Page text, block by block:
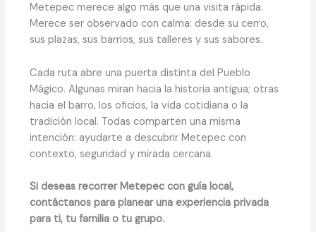
Metepec merece algo más que una visita rápida.
Merece ser observado con calma: desde su cerro,
sus plazas, sus barrios, sus talleres y sus sabores.
Cada ruta abre una puerta distinta del Pueblo
Mágico. Algunas miran hacia la historia antigua; otras
hacia el barro, los oficios, la vida cotidiana o la
tradición local. Todas comparten una misma
intención: ayudarte a descubrir Metepec con
contexto, seguridad y mirada cercana.
Si deseas recorrer Metepec con guía local,
contáctanos para planear una experiencia privada
para ti, tu familia o tu grupo.